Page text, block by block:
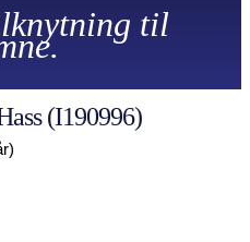
til
(I190996)